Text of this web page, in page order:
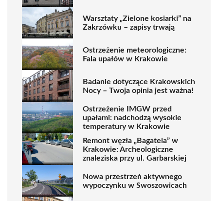
Warsztaty „Zielone kosiarki” na
Zakrzówku – zapisy trwają
Ostrzeżenie meteorologiczne:
Fala upałów w Krakowie
Badanie dotyczące Krakowskich
Nocy – Twoja opinia jest ważna!
Ostrzeżenie IMGW przed
upałami: nadchodzą wysokie
temperatury w Krakowie
Remont węzła „Bagatela” w
Krakowie: Archeologiczne
znaleziska przy ul. Garbarskiej
Nowa przestrzeń aktywnego
wypoczynku w Swoszowicach